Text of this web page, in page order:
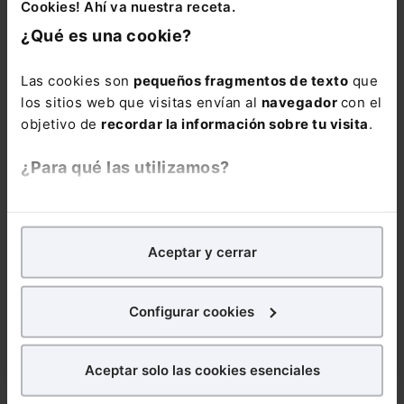
Cookies! Ahí va nuestra receta.
¿Qué es una cookie?
Las cookies son pequeños fragmentos de texto que
los sitios web que visitas envían al navegador con el
objetivo de recordar la información sobre tu visita.
¿Para qué las utilizamos?
analíticospara tratar demejorar tu experienciaen
nuestra página web. También con fines publicitarios,
para poder mostrarte publicidad y contenidos de tu
¿Qué puedes hacer?
Aceptar y cerrar
Configurar cookies
Aceptar solo las cookies esenciales
COMENTARIOS
COMENTAR